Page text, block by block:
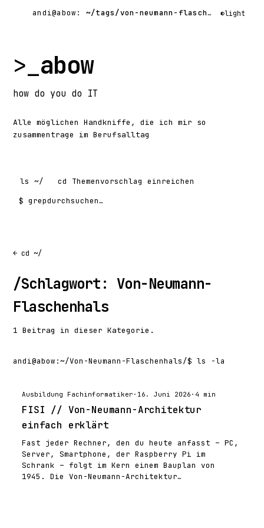
andi@abow: ~/tags/von-neumann-flaschenhals/ $
◐light
>_abow
how do you do IT
Alle möglichen Handkniffe, die ich mir so
zusammentrage im Berufsalltag
ls ~/ cd
Themenvorschlag einreichen
$ grep
Suchen nach:
← cd ~/
/Schlagwort: Von-Neumann-
Flaschenhals
1 Beitrag in dieser Kategorie.
andi@abow :~/Von-Neumann-Flaschenhals/$ ls -la
Ausbildung Fachinformatiker · 16. Juni 2026 · 4 min
FISI // Von-Neumann-Architektur
einfach erklärt
Fast jeder Rechner, den du heute anfasst – PC,
Server, Smartphone, der Raspberry Pi im
Schrank – folgt im Kern einem Bauplan von
1945. Die Von-Neumann-Architektur…